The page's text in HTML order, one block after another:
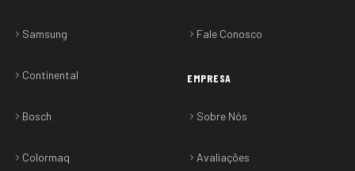
Samsung
Continental
Bosch
Colormaq
Fale Conosco
EMPRESA
Sobre Nós
Avaliações